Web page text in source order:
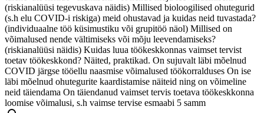
(riskianalüüsi tegevuskava näidis) Millised bioloogilised ohutegurid
(s.h elu COVID-i riskiga) meid ohustavad ja kuidas neid tuvastada?
(individuaalne töö küsimustiku või grupitöö näol) Millised on
võimalused nende vältimiseks või mõju leevendamiseks?
(riskianalüüsi näidis) Kuidas luua töökeskkonnas vaimset tervist
toetav töökeskkond? Näited, praktikad. On sujuvalt läbi mõelnud
COVID järgse tööellu naasmise võimalused töökorralduses On ise
läbi mõelnud ohutegurite kaardistamise näiteid ning on võimeline
neid täiendama On täiendanud vaimset tervis toetava töökeskkonna
loomise võimalusi, s.h vaimse tervise esmaabi 5 samm